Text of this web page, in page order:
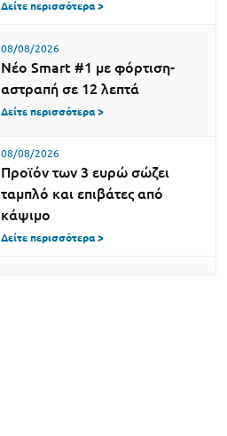
Δείτε περισσότερα >
08/08/2026
Νέο Smart #1 με φόρτιση-
αστραπή σε 12 λεπτά
Δείτε περισσότερα >
08/08/2026
Προϊόν των 3 ευρώ σώζει
ταμπλό και επιβάτες από
κάψιμο
Δείτε περισσότερα >